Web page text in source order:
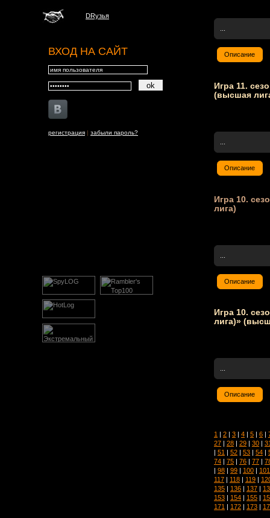
DRузья
ВХОД НА САЙТ
регистрация | забыли пароль?
Описание
Игра 11.
(высшая
Описание
Игра 10.
лига)
Описание
Игра 10.
лига)»
Описание
1 | 2 | 3 | 4 | 5 | 6 |
27 | 28 | 29 | 30 |
| 51 | 52 | 53 | 54 |
74 | 75 | 76 | 77 |
| 98 | 99 | 100 | 101
117 | 118 | 119 |
135 | 136 | 137 |
153 | 154 | 155 |
171 | 172 | 173 |